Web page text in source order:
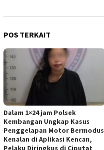
POS TERKAIT
Dalam 1×24 jam Polsek
Kembangan Ungkap Kasus
Penggelapan Motor Bermodus
Kenalan di Aplikasi Kencan,
Pelaku Diringkus di Ciputat